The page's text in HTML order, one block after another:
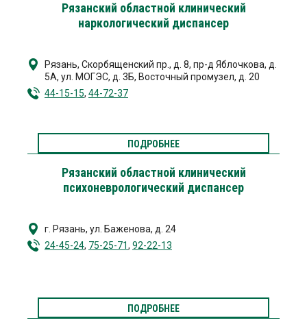
Рязанский областной клинический
наркологический диспансер
Рязань, Скорбященский пр., д. 8, пр-д Яблочкова, д.
5А, ул. МОГЭС, д. 3Б, Восточный промузел, д. 20
44-15-15, 44-72-37
ПОДРОБНЕЕ
Рязанский областной клинический
психоневрологический диспансер
г. Рязань, ул. Баженова, д. 24
24-45-24, 75-25-71, 92-22-13
ПОДРОБНЕЕ